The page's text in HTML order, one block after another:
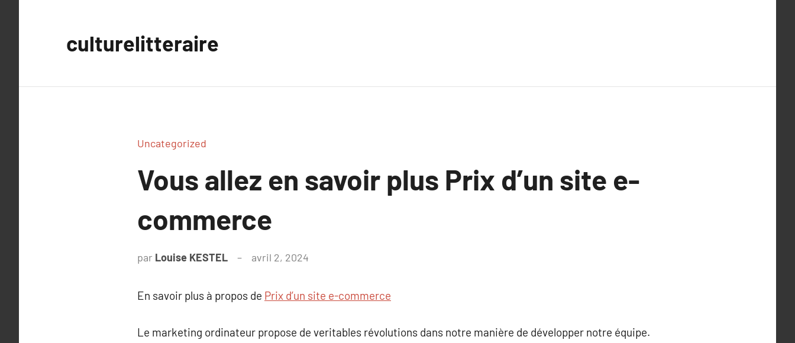
culturelitteraire
Uncategorized
Vous allez en savoir plus Prix d’un site e-
commerce
par Louise KESTEL avril 2, 2024
En savoir plus à propos de Prix d’un site e-commerce
Le marketing ordinateur propose de veritables révolutions dans notre manière de développer notre équipe.